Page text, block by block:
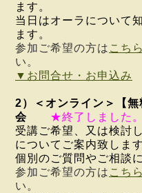
ます。
当日はオーラについて
ます。
参加ご希望の方は こちら
い。
▼お問合せ・お申込み
2）＜オンライン＞【
会 ★終了しました。
受講ご希望、又は検討
についてご案内致します
個別のご質問やご相談
参加ご希望の方は こちら
い。